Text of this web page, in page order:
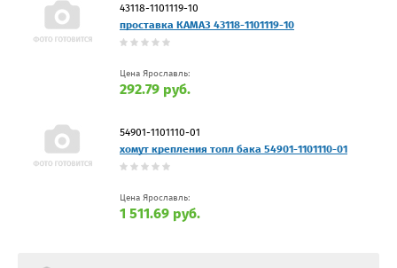
43118-1101119-10
проставка КАМАЗ 43118-1101119-10
Цена Ярославль:
292.79 руб.
54901-1101110-01
хомут крепления топл бака 54901-1101110-01
Цена Ярославль:
1 511.69 руб.